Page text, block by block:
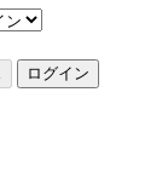
ログイン